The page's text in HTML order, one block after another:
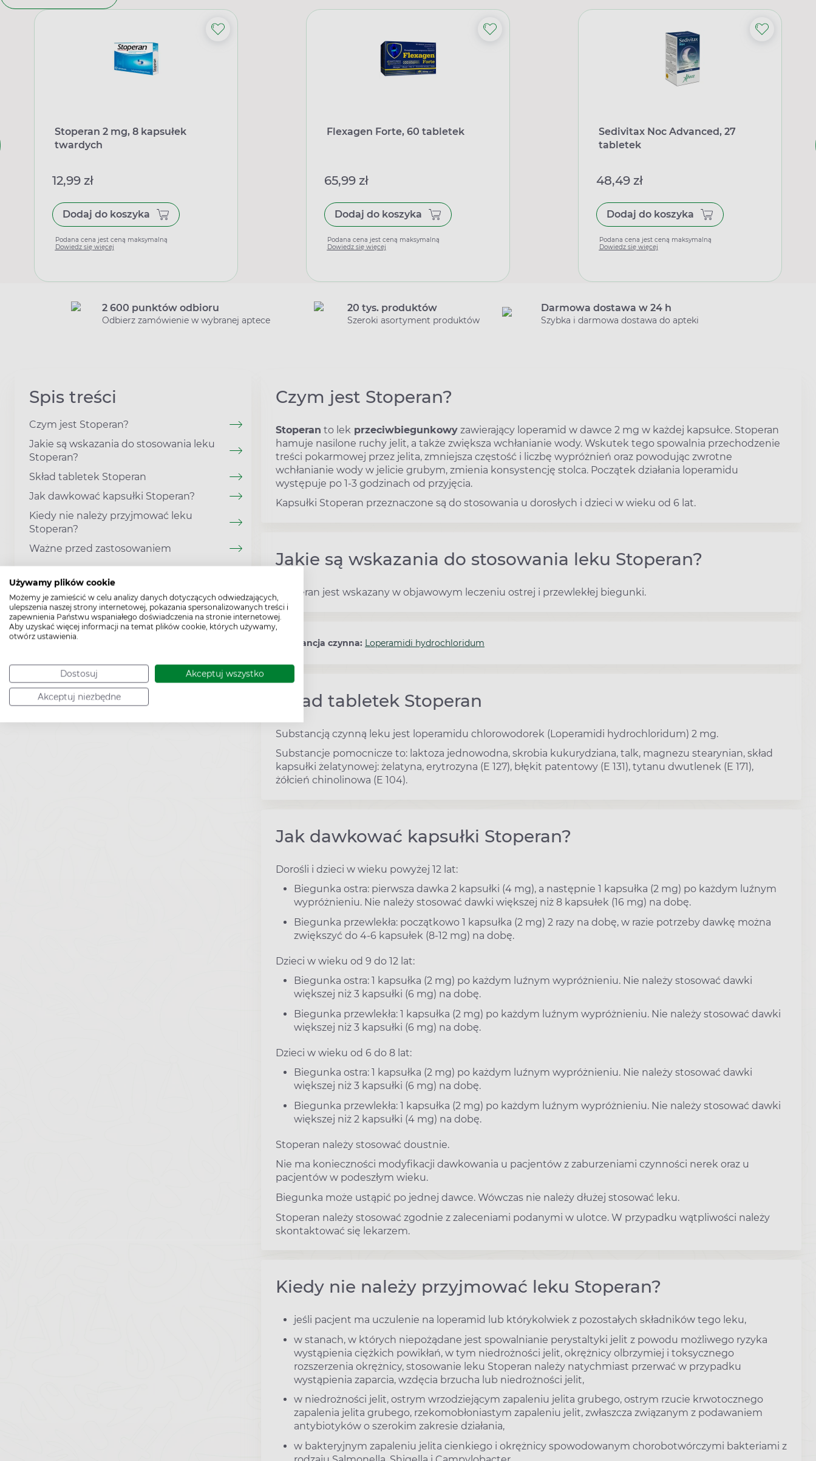
Używamy plików cookie
Możemy je zamieścić w celu analizy danych dotyczących odwiedzających,
ulepszenia naszej strony internetowej, pokazania spersonalizowanych treści i
zapewnienia Państwu wspaniałego doświadczenia na stronie internetowej.
Aby uzyskać więcej informacji na temat plików cookie, których używamy,
otwórz ustawienia.
Dostosuj Akceptuj wszystko
Akceptuj niezbędne
Stoperan 2 mg, 8 kapsułek
twardych
12,99 zł
Dodaj do koszyka
Podana cena jest ceną maksymalną
Dowiedz się więcej
Flexagen Forte, 60 tabletek
65,99 zł
Dodaj do koszyka
Podana cena jest ceną maksymalną
Dowiedz się więcej
Sedivitax Noc Advanced, 27
tabletek
48,49 zł
Dodaj do koszyka
Podana cena jest ceną maksymalną
Dowiedz się więcej
2 600 punktów odbioru
Odbierz zamówienie w wybranej aptece
20 tys. produktów
Szeroki asortyment produktów
Darmowa dostawa w 24 h
Szybka i darmowa dostawa do apteki
Spis treści
Czym jest Stoperan?
Jakie są wskazania do stosowania leku
Stoperan?
Skład tabletek Stoperan
Jak dawkować kapsułki Stoperan?
Kiedy nie należy przyjmować leku
Stoperan?
Ważne przed zastosowaniem
Czym jest Stoperan?
Stoperan to lek przeciwbiegunkowy zawierający loperamid w dawce 2 mg w każdej kapsułce. Stoperan
hamuje nasilone ruchy jelit, a także zwiększa wchłanianie wody. Wskutek tego spowalnia przechodzenie
treści pokarmowej przez jelita, zmniejsza częstość i liczbę wypróżnień oraz powodując zwrotne
wchłanianie wody w jelicie grubym, zmienia konsystencję stolca. Początek działania loperamidu
występuje po 1-3 godzinach od przyjęcia.
Kapsułki Stoperan przeznaczone są do stosowania u dorosłych i dzieci w wieku od 6 lat.
Jakie są wskazania do stosowania leku Stoperan?
Stoperan jest wskazany w objawowym leczeniu ostrej i przewlekłej biegunki.
Substancja czynna: Loperamidi hydrochloridum
Skład tabletek Stoperan
Substancją czynną leku jest loperamidu chlorowodorek (Loperamidi hydrochloridum) 2 mg.
Substancje pomocnicze to: laktoza jednowodna, skrobia kukurydziana, talk, magnezu stearynian, skład
kapsułki żelatynowej: żelatyna, erytrozyna (E 127), błękit patentowy (E 131), tytanu dwutlenek (E 171),
żółcień chinolinowa (E 104).
Jak dawkować kapsułki Stoperan?
Dorośli i dzieci w wieku powyżej 12 lat:
Biegunka ostra: pierwsza dawka 2 kapsułki (4 mg), a następnie 1 kapsułka (2 mg) po każdym luźnym
wypróżnieniu. Nie należy stosować dawki większej niż 8 kapsułek (16 mg) na dobę.
Biegunka przewlekła: początkowo 1 kapsułka (2 mg) 2 razy na dobę, w razie potrzeby dawkę można
zwiększyć do 4-6 kapsułek (8-12 mg) na dobę.
Dzieci w wieku od 9 do 12 lat:
Biegunka ostra: 1 kapsułka (2 mg) po każdym luźnym wypróżnieniu. Nie należy stosować dawki
większej niż 3 kapsułki (6 mg) na dobę.
Biegunka przewlekła: 1 kapsułka (2 mg) po każdym luźnym wypróżnieniu. Nie należy stosować dawki
większej niż 3 kapsułki (6 mg) na dobę.
Dzieci w wieku od 6 do 8 lat:
Biegunka ostra: 1 kapsułka (2 mg) po każdym luźnym wypróżnieniu. Nie należy stosować dawki
większej niż 3 kapsułki (6 mg) na dobę.
Biegunka przewlekła: 1 kapsułka (2 mg) po każdym luźnym wypróżnieniu. Nie należy stosować dawki
większej niż 2 kapsułki (4 mg) na dobę.
Stoperan należy stosować doustnie.
Nie ma konieczności modyfikacji dawkowania u pacjentów z zaburzeniami czynności nerek oraz u
pacjentów w podeszłym wieku.
Biegunka może ustąpić po jednej dawce. Wówczas nie należy dłużej stosować leku.
Stoperan należy stosować zgodnie z zaleceniami podanymi w ulotce. W przypadku wątpliwości należy
skontaktować się lekarzem.
Kiedy nie należy przyjmować leku Stoperan?
jeśli pacjent ma uczulenie na loperamid lub którykolwiek z pozostałych składników tego leku,
w stanach, w których niepożądane jest spowalnianie perystaltyki jelit z powodu możliwego ryzyka
wystąpienia ciężkich powikłań, w tym niedrożności jelit, okrężnicy olbrzymiej i toksycznego
rozszerzenia okrężnicy, stosowanie leku Stoperan należy natychmiast przerwać w przypadku
wystąpienia zaparcia, wzdęcia brzucha lub niedrożności jelit,
w niedrożności jelit, ostrym wrzodziejącym zapaleniu jelita grubego, ostrym rzucie krwotocznego
zapalenia jelita grubego, rzekomobłoniastym zapaleniu jelit, zwłaszcza związanym z podawaniem
antybiotyków o szerokim zakresie działania,
w bakteryjnym zapaleniu jelita cienkiego i okrężnicy spowodowanym chorobotwórczymi bakteriami z